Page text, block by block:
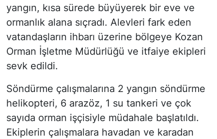
yangın, kısa sürede büyüyerek bir eve ve
ormanlık alana sıçradı. Alevleri fark eden
vatandaşların ihbarı üzerine bölgeye Kozan
Orman İşletme Müdürlüğü ve itfaiye ekipleri
sevk edildi.
Söndürme çalışmalarına 2 yangın söndürme
helikopteri, 6 arazöz, 1 su tankeri ve çok
sayıda orman işçisiyle müdahale başlatıldı.
Ekiplerin çalışmalara havadan ve karadan